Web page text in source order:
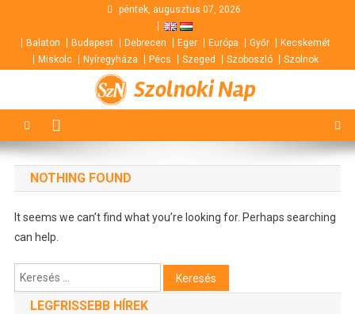
content
péntek, augusztus 07, 2026
Balaton Budapest Debrecen Eger Európa Győr
Kecskemét
Miskolc
Nyíregyháza Pécs Szeged Szoboszló Szolnok
Szolnoki Nap
NOTHING FOUND
It seems we can’t find what you’re looking for. Perhaps searching
can help.
Keresés:
LEGFRISSEBB HÍREK